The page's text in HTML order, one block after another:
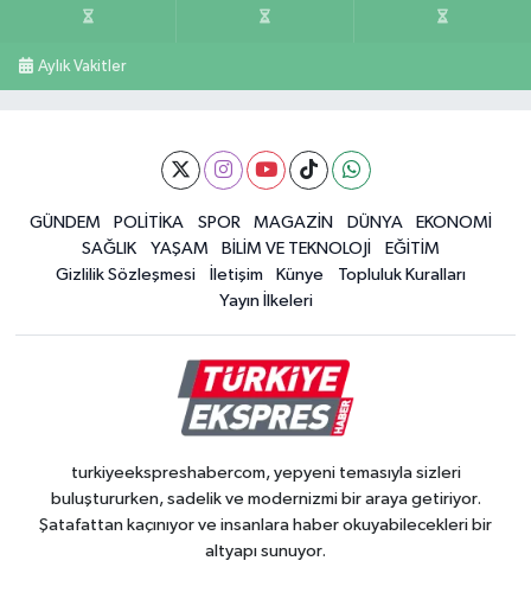
Aylık Vakitler
GÜNDEM POLİTİKA SPOR MAGAZİN DÜNYA
EKONOMİ
SAĞLIK
YAŞAM BİLİM VE TEKNOLOJİ
EĞİTİM
Gizlilik Sözleşmesi
İletişim Künye
Topluluk Kuralları
Yayın İlkeleri
turkiyeekspreshabercom, yepyeni temasıyla sizleri
buluştururken, sadelik ve modernizmi bir araya getiriyor.
Şatafattan kaçınıyor ve insanlara haber okuyabilecekleri bir
altyapı sunuyor.